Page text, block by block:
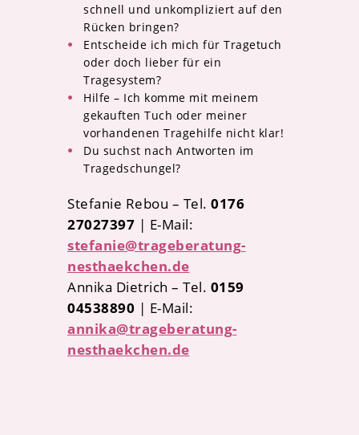
schnell und unkompliziert auf den
Rücken bringen?
Entscheide ich mich für Tragetuch
oder doch lieber für ein
Tragesystem?
Hilfe – Ich komme mit meinem
gekauften Tuch oder meiner
vorhandenen Tragehilfe nicht klar!
Du suchst nach Antworten im
Tragedschungel?
Stefanie Rebou – Tel. 0176
27027397 | E-Mail:
stefanie@trageberatung-
nesthaekchen.de
Annika Dietrich – Tel. 0159
04538890 | E-Mail:
annika@trageberatung-
nesthaekchen.de